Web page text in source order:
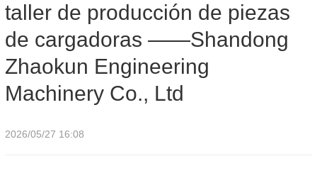
cargadoras ——Shandong Zhaokun Engineering Machinery
Co., Ltd
taller de producción de piezas
de cargadoras ——Shandong
Zhaokun Engineering
Machinery Co., Ltd
2026/05/27 16:08